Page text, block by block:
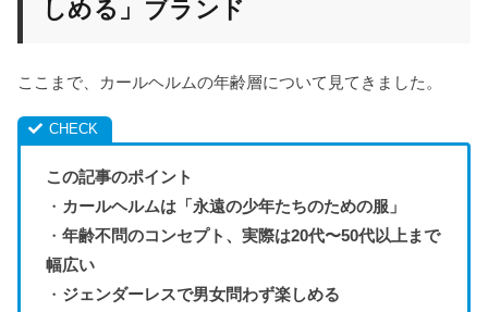
しめる」ブランド
ここまで、カールヘルムの年齢層について見てきました。
この記事のポイント
・ カールヘルムは「永遠の少年たちのための服」
・ 年齢不問のコンセプト、実際は20代〜50代以上まで
幅広い
・ ジェンダーレスで男女問わず楽しめる